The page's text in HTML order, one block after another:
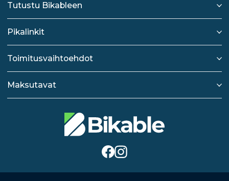
Tutustu Bikableen
Pikalinkit
Toimitusvaihtoehdot
Maksutavat